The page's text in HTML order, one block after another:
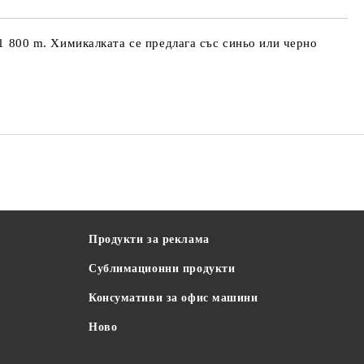
m. Химикалката се предлага със синьо или черно
Продукти за реклама
Сублимационни продукти
Консумативи за офис машини
Ново